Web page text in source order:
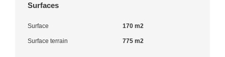
Surfaces
Surface 170 m2
Surface terrain 775 m2